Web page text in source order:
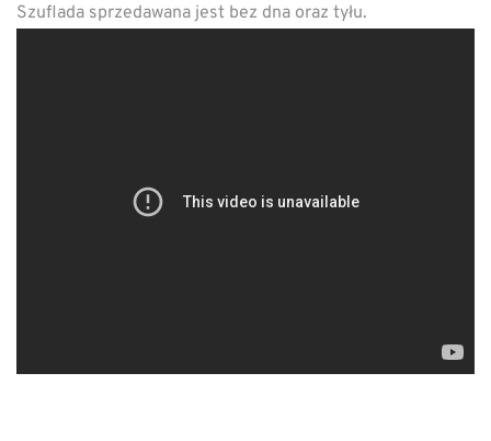
Szuflada sprzedawana jest bez dna oraz tyłu.